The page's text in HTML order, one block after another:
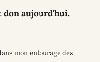
don aujourd'hui.
mon entourage des